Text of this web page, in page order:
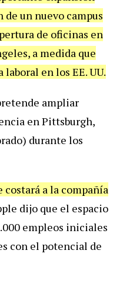
un nuevo campus
de oficinas en
a medida que
en los EE. UU.
ampliar
en Pittsburgh,
durante los
costará a la compañía
dijo que el espacio
empleos iniciales
con el potencial de